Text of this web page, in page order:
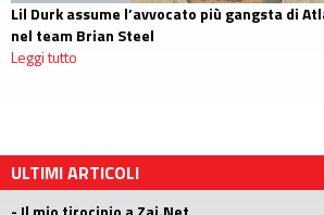
Lil Durk assume l’avvocato più gangsta di
nel team Brian Steel
Leggi tutto
ULTIMI ARTICOLI